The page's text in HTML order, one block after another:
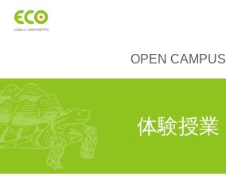
OPEN CAMPUS
体験授業